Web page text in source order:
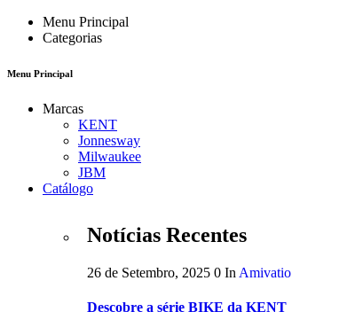
Menu Principal
Categorias
Menu Principal
Marcas
KENT
Jonnesway
Milwaukee
JBM
Catálogo
Notícias Recentes
26 de Setembro, 2025 0 In Amivatio
Descobre a série BIKE da KENT